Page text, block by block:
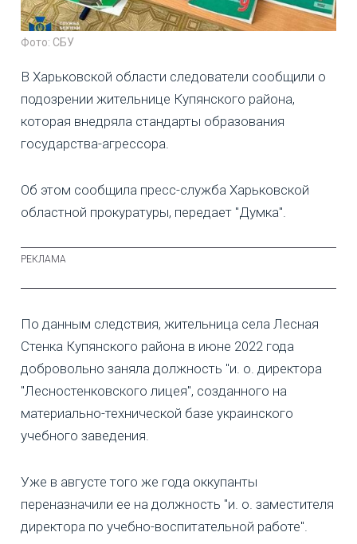
Фото: СБУ
В Харьковской области следователи сообщили о
подозрении жительнице Купянского района,
которая внедряла стандарты образования
государства-агрессора.
Об этом сообщила пресс-служба Харьковской
областной прокуратуры, передает "Думка".
По данным следствия, жительница села Лесная
Стенка Купянского района в июне 2022 года
добровольно заняла должность "и. о. директора
"Лесностенковского лицея", созданного на
материально-технической базе украинского
учебного заведения.
Уже в августе того же года оккупанты
переназначили ее на должность "и. о. заместителя
директора по учебно-воспитательной работе".